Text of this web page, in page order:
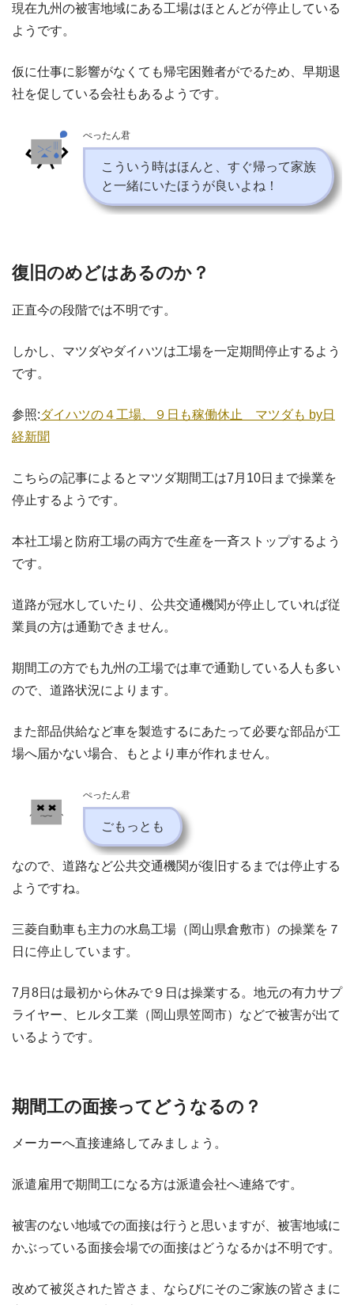
現在九州の被害地域にある工場はほとんどが停止している
ようです。
仮に仕事に影響がなくても帰宅困難者がでるため、早期退
社を促している会社もあるようです。
ぺったん君
こういう時はほんと、すぐ帰って家族
と一緒にいたほうが良いよね！
復旧のめどはあるのか？
正直今の段階では不明です。
しかし、マツダやダイハツは工場を一定期間停止するよう
です。
参照:ダイハツの４工場、９日も稼働休止 マツダも by日
経新聞
こちらの記事によるとマツダ期間工は7月10日まで操業を
停止するようです。
本社工場と防府工場の両方で生産を一斉ストップするよう
です。
道路が冠水していたり、公共交通機関が停止していれば従
業員の方は通勤できません。
期間工の方でも九州の工場では車で通勤している人も多い
ので、道路状況によります。
また部品供給など車を製造するにあたって必要な部品が工
場へ届かない場合、もとより車が作れません。
ぺったん君
ごもっとも
なので、道路など公共交通機関が復旧するまでは停止する
ようですね。
三菱自動車も主力の水島工場（岡山県倉敷市）の操業を７
日に停止しています。
7月8日は最初から休みで９日は操業する。地元の有力サプ
ライヤー、ヒルタ工業（岡山県笠岡市）などで被害が出て
いるようです。
期間工の面接ってどうなるの？
メーカーへ直接連絡してみましょう。
派遣雇用で期間工になる方は派遣会社へ連絡です。
被害のない地域での面接は行うと思いますが、被害地域に
かぶっている面接会場での面接はどうなるかは不明です。
改めて被災された皆さま、ならびにそのご家族の皆さまに